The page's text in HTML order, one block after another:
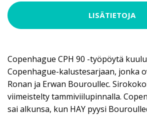
LISÄTIETOJA
Copenhague CPH 90 -työpöytä
Copenhague-kalustesarjaan, jonka
Ronan ja Erwan Bouroullec.
viimeistelty tammiviilupinnalla.
sai alkunsa, kun HAY pyysi